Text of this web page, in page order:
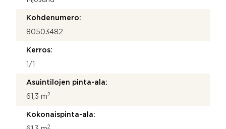
Kohdenumero:
80503482
Kerros:
1/1
Asuintilojen pinta-ala:
61,3 m2
Kokonaispinta-ala:
2